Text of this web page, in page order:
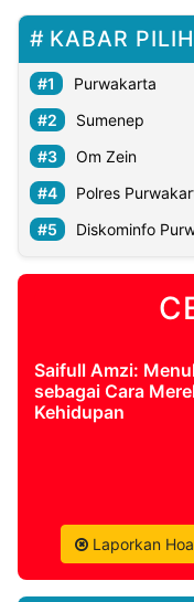
KABAR
Purwakarta
Sumenep
Om Zein
Polres
Diskominfo
Saifull Amzi:
sebagai Cara
Kehidupan
Laporkan